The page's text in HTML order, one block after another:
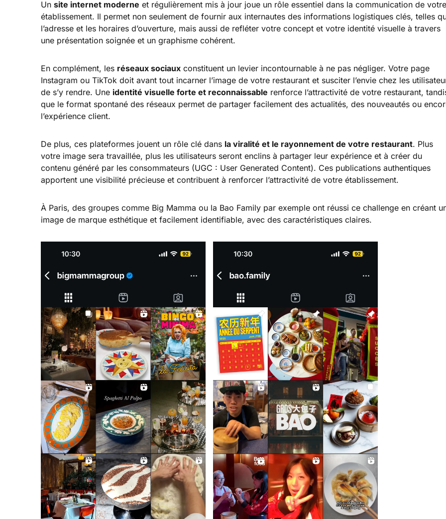
Un site internet moderne et régulièrement mis à jour joue un rôle essentiel dans la communication de votre
établissement. Il permet non seulement de fournir aux internautes des informations logistiques clés, telles
l’adresse et les horaires d’ouverture, mais aussi de refléter votre concept et votre identité visuelle à travers
une présentation soignée et un graphisme cohérent.
En complément, les réseaux sociauxconstituent un levier incontournable à ne pas négliger. Votre page
Instagram ou TikTok doit avant tout incarner l’image de votre restaurant et susciter l’envie chez les
de s’y rendre. Une identité visuelle forte et reconnaissable renforce l’attractivité de votre restaurant,
que le format spontané des réseaux permet de partager facilement des actualités, des nouveautés ou
l’expérience client.
De plus, ces plateformes jouent un rôle clé dans la viralité et le rayonnement de votre restaurant. Plus
votre image sera travaillée, plus les utilisateurs seront enclins à partager leur expérience et à créer du
contenu généré par les consommateurs (UGC : User Generated Content). Ces publications authentiques
apportent une visibilité précieuse et contribuent à renforcer l’attractivité de votre établissement.
À Paris, des groupes comme Big Mamma ou la Bao Family par exemple ont réussi ce challenge en créant
image de marque esthétique et facilement identifiable, avec des caractéristiques claires.